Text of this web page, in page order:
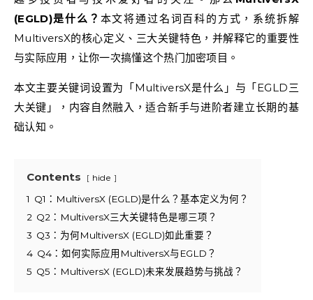
(EGLD)是什么？ 本文将通过名词百科的方式，系统拆解
MultiversX的核心定义、三大关键特色，并解释它的重要性
与实际应用，让你一次搞懂这个热门加密项目。
本文主要关键词设置为「MultiversX是什么」与「EGLD三
大关键」，内容自然融入，适合新手与进阶者建立长期的基
础认知。
Contents hide
1 Q1：MultiversX (EGLD)是什么？基本定义为何？
2 Q2：MultiversX三大关键特色是哪三项？
3 Q3：为何MultiversX (EGLD)如此重要？
4 Q4：如何实际应用MultiversX与EGLD？
5 Q5：MultiversX (EGLD)未来发展趋势与挑战？